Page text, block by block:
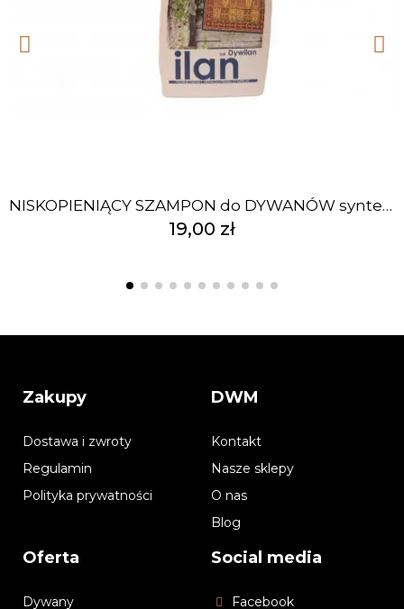
NISKOPIENIĄCY SZAMPON do DYWANÓW syntetyk 500ml
19,00 zł
Zakupy
Dostawa i zwroty
Regulamin
Polityka prywatności
DWM
Kontakt
Nasze sklepy
O nas
Blog
Oferta
Dywany
Social media
Facebook